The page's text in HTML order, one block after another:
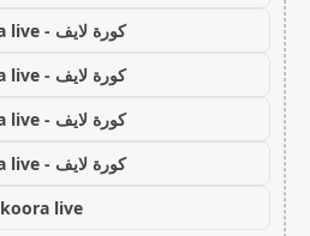
كورة لايف - koora live
كورة لايف - koora live
كورة لايف - koora live
كورة لايف - koora live
koora live